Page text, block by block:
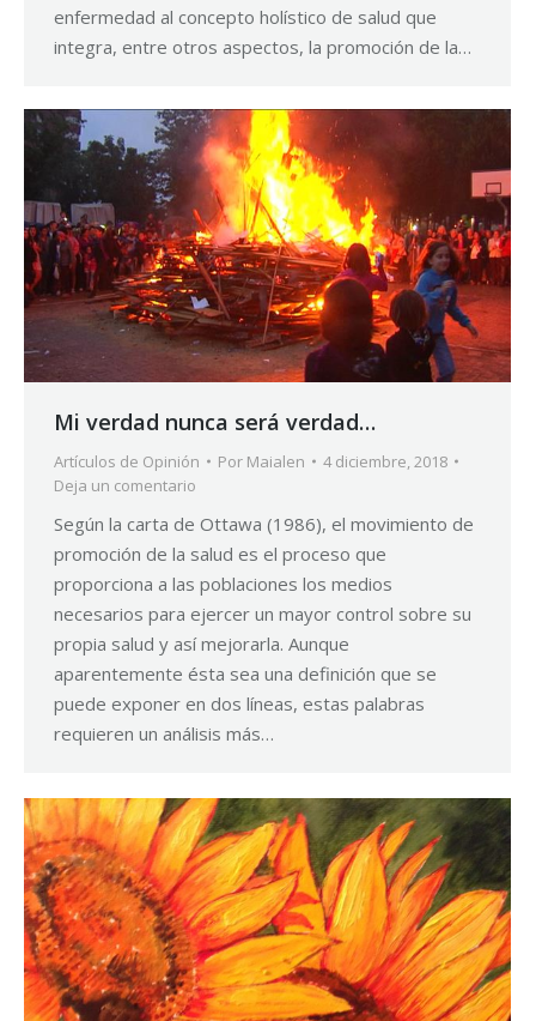
enfermedad al concepto holístico de salud que
integra, entre otros aspectos, la promoción de la…
Mi verdad nunca será verdad…
Artículos de Opinión Por Maialen
4 diciembre, 2018
Deja un comentario
Según la carta de Ottawa (1986), el movimiento de
promoción de la salud es el proceso que
proporciona a las poblaciones los medios
necesarios para ejercer un mayor control sobre su
propia salud y así mejorarla. Aunque
aparentemente ésta sea una definición que se
puede exponer en dos líneas, estas palabras
requieren un análisis más…